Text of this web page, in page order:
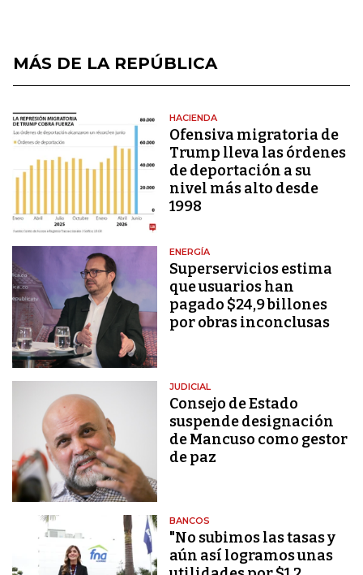
MÁS DE LA REPÚBLICA
HACIENDA
Ofensiva migratoria de
Trump lleva las órdenes
de deportación a su
nivel más alto desde
1998
ENERGÍA
Superservicios estima
que usuarios han
pagado $24,9 billones
por obras inconclusas
JUDICIAL
Consejo de Estado
suspende designación
de Mancuso como gestor
de paz
BANCOS
"No subimos las tasas y
aún así logramos unas